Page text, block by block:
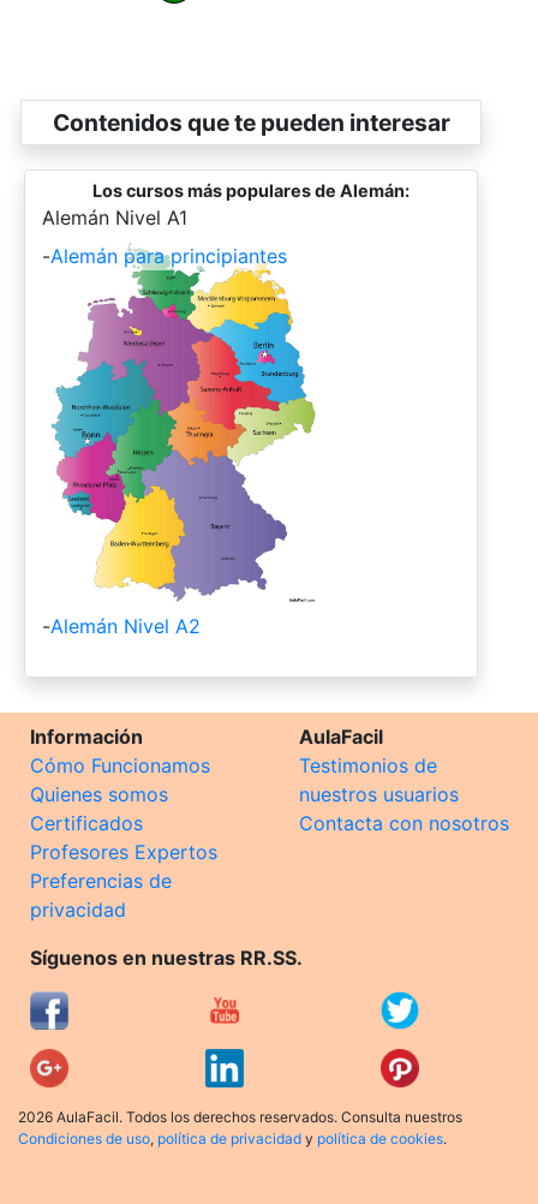
Contenidos que te pueden interesar
Los cursos más populares de Alemán:
-
Alemán Nivel A1
-Alemán para principiantes
-Alemán Nivel A2
Información
Cómo Funcionamos
Quienes somos
Certificados
Profesores Expertos
Preferencias de
privacidad
AulaFacil
Testimonios de
nuestros usuarios
Contacta con nosotros
Síguenos en nuestras RR.SS.
2026 AulaFacil. Todos los derechos reservados. Consulta nuestros
Condiciones de uso, política de privacidad y política de cookies.